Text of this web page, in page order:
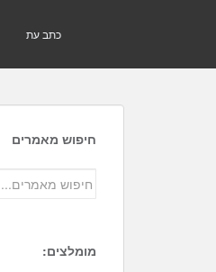
כתב עת
חיפוש מאמרים
מומלצים: